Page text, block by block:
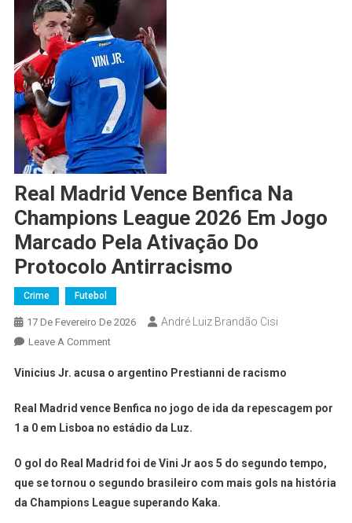
Real Madrid Vence Benfica Na
Champions League 2026 Em Jogo
Marcado Pela Ativação Do
Protocolo Antirracismo
Crime Futebol
17 De Fevereiro De 2026 André Luiz Brandão Cisi
Leave A Comment
Vinicius Jr. acusa o argentino Prestianni de racismo
Real Madrid vence Benfica no jogo de ida da repescagem por
1 a 0 em Lisboa no estádio da Luz.
O gol do Real Madrid foi de Vini Jr aos 5 do segundo tempo,
que se tornou o segundo brasileiro com mais gols na história
da Champions League superando Kaka.